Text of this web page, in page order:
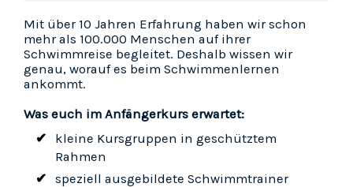
Mit über 10 Jahren Erfahrung haben wir schon
mehr als 100.000 Menschen auf ihrer
Schwimmreise begleitet. Deshalb wissen wir
genau, worauf es beim Schwimmenlernen
ankommt.
Was euch im Anfängerkurs erwartet:
kleine Kursgruppen in geschütztem
Rahmen
speziell ausgebildete Schwimmtrainer